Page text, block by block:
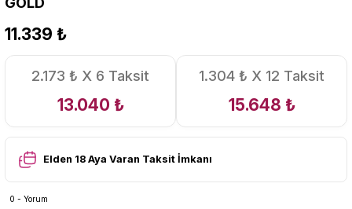
11.339 ₺
2.173 ₺ X 6 Taksit
13.040 ₺
1.304 ₺ X 12 Taksit
15.648 ₺
Elden 18 Aya Varan Taksit İmkanı
0 - Yorum